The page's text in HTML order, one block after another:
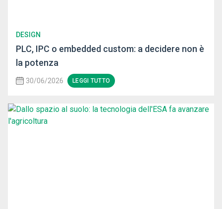
DESIGN
PLC, IPC o embedded custom: a decidere non è
la potenza
30/06/2026 LEGGI TUTTO